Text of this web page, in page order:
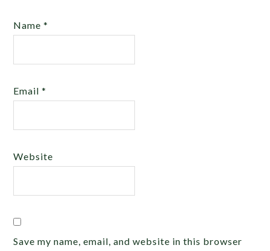
Name*
Email*
Website
Save my name, email, and website in this browser